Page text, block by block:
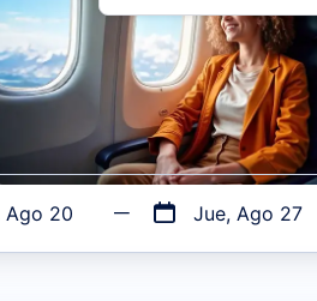
Ago 20 Jue, Ago 27